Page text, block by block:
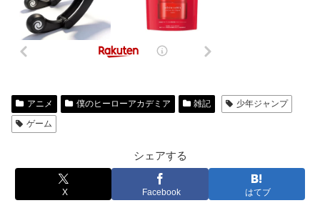
アニメ 僕のヒーローアカデミア 雑記
少年ジャンプ
ゲーム
シェアする
X Facebook はてブ